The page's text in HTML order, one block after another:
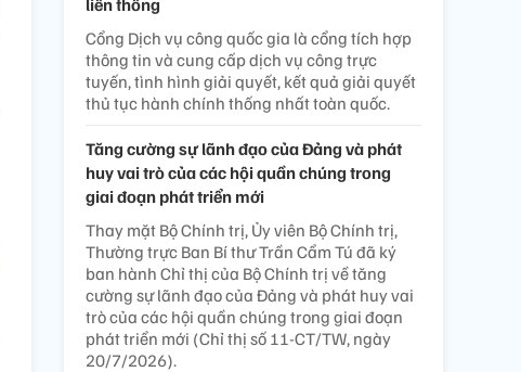
liên thông
Cổng Dịch vụ công quốc gia là cổng tích hợp
thông tin và cung cấp dịch vụ công trực
tuyến, tình hình giải quyết, kết quả giải quyết
thủ tục hành chính thống nhất toàn quốc.
Tăng cường sự lãnh đạo của Đảng và phát
huy vai trò của các hội quần chúng trong
giai đoạn phát triển mới
Thay mặt Bộ Chính trị, Ủy viên Bộ Chính trị,
Thường trực Ban Bí thư Trần Cẩm Tú đã ký
ban hành Chỉ thị của Bộ Chính trị về tăng
cường sự lãnh đạo của Đảng và phát huy vai
trò của các hội quần chúng trong giai đoạn
phát triển mới (Chỉ thị số 11-CT/TW, ngày
20/7/2026).